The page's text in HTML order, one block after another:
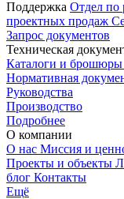
Поддержка Отдел по
проектных продаж
Запрос документов
Техническая
Каталоги и брошюры
Нормативная
Руководства
Производство
Подробнее
О компании
О нас Миссия и
Проекты и объекты
блог Контакты
Ещё